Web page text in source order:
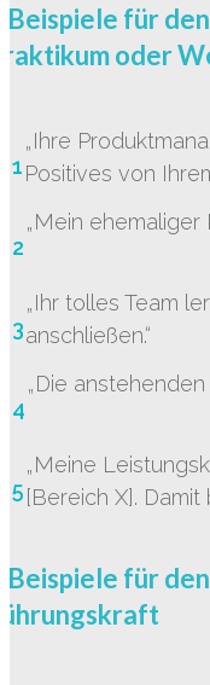
Beispiele für
oder
1
„Ihre
Positives von
2
„Mein
3
„Ihr tolles Team
anschließen.“
4
„Die
5
„Meine
[Bereich X]. Damit
Beispiele für